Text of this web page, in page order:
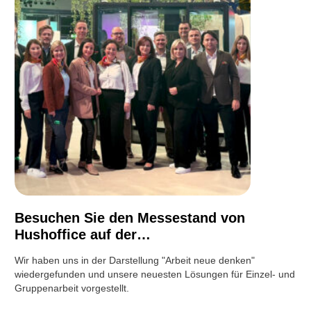
Besuchen Sie den Messestand von
Hushoffice auf der…
Wir haben uns in der Darstellung "Arbeit neue denken"
wiedergefunden und unsere neuesten Lösungen für Einzel- und
Gruppenarbeit vorgestellt.